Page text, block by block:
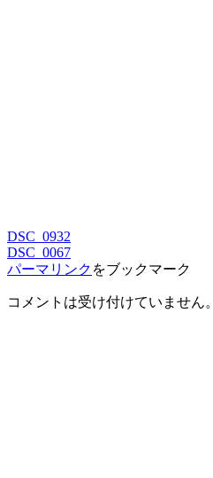
DSC_0932
DSC_0067
パーマリンク をブックマーク
コメントは受け付けていません。